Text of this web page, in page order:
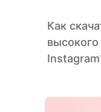
Как
высокого